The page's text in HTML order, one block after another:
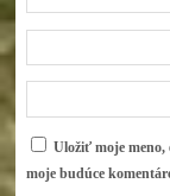
Uložiť moje meno,
moje budúce